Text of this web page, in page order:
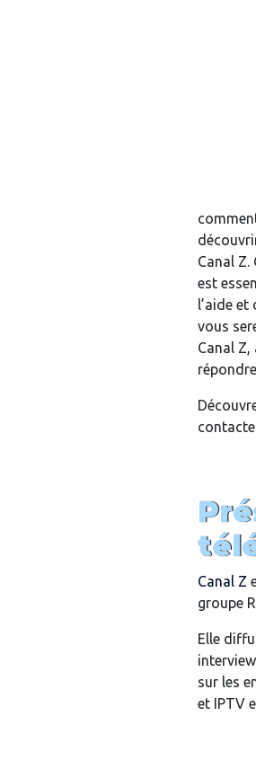
Canal
est
l’aide
vous
Canal
Canal Z
groupe
Elle
sur les
et IPTV